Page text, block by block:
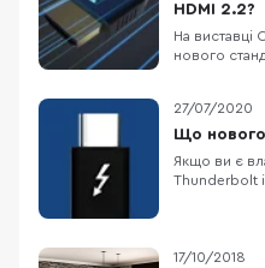
HDMI 2.2?
На виставці
нового
варто поспішати
2.2? HDMI 2.2 – це наступний крок у розвитку
27/07/2020
Що
Якщо ви є
Thunderbolt
Apple та
17/10/2018